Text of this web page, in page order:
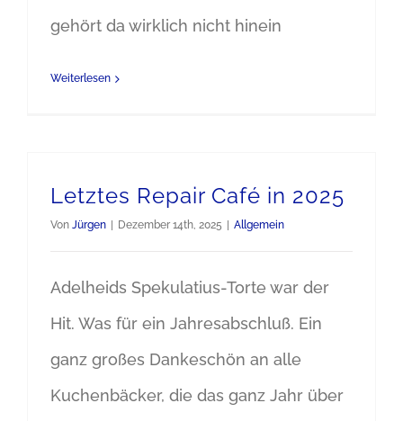
gehört da wirklich nicht hinein
Weiterlesen
Letztes Repair Café in 2025
Von Jürgen Dezember 14th, 2025 Allgemein
Adelheids Spekulatius-Torte war der
Hit. Was für ein Jahresabschluß. Ein
ganz großes Dankeschön an alle
Kuchenbäcker, die das ganz Jahr über